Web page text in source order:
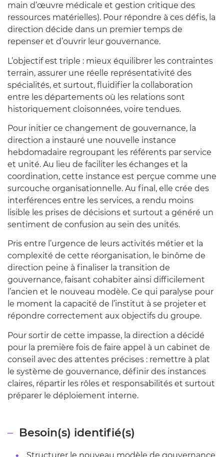
main d’œuvre médicale et gestion critique des
ressources matérielles). Pour répondre à ces défis, la
direction décide dans un premier temps de
repenser et d’ouvrir leur gouvernance.
L’objectif est triple : mieux équilibrer les contraintes
terrain, assurer une réelle représentativité des
spécialités, et surtout, fluidifier la collaboration
entre les départements où les relations sont
historiquement cloisonnées, voire tendues.
Pour initier ce changement de gouvernance, la
direction a instauré une nouvelle instance
hebdomadaire regroupant les référents par service
et unité. Au lieu de faciliter les échanges et la
coordination, cette instance est perçue comme une
surcouche organisationnelle. Au final, elle crée des
interférences entre les services, a rendu moins
lisible les prises de décisions et surtout a généré un
sentiment de confusion au sein des unités.
Pris entre l’urgence de leurs activités métier et la
complexité de cette réorganisation, le binôme de
direction peine à finaliser la transition de
gouvernance, faisant cohabiter ainsi difficilement
l’ancien et le nouveau modèle. Ce qui paralyse pour
le moment la capacité de l’institut à se projeter et
répondre correctement aux objectifs du groupe.
Pour sortir de cette impasse, la direction a décidé
pour la première fois de faire appel à un cabinet de
conseil avec des attentes précises : remettre à plat
le système de gouvernance, définir des instances
claires, répartir les rôles et responsabilités et surtout
préparer le déploiement interne.
Besoin(s) identifié(s)